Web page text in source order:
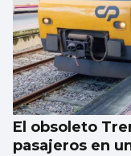
El obsoleto
pasajeros en